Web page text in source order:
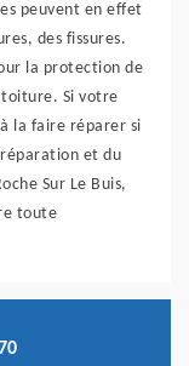
peuvent en effet
des fissures.
la protection de
toiture. Si votre
la faire réparer si
et du
Sur Le Buis,
toute